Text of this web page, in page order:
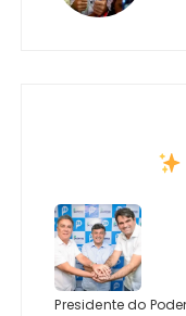
Presidente do